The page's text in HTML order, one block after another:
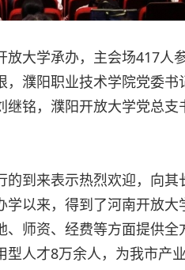
大学承办，主会场417人
濮阳职业技术学院党委书
铭，濮阳开放大学党总
到来表示热烈欢迎，向
以来，得到了河南开放
师资、经费等方面提供
人才8万余人，为我市产